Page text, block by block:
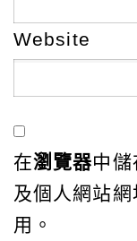
Website
在瀏覽器中
及個人網站
用。